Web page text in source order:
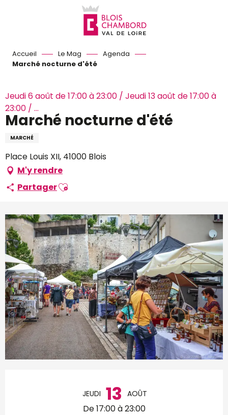
Accueil Le Mag
Agenda
Marché nocturne d'été
Jeudi 6 août de 17:00 à 23:00 / Jeudi 13 août de 17:00 à
23:00 / ...
Marché nocturne d'été
MARCHÉ
Place Louis XII, 41000 Blois
M'y rendre
PartagerAjouter aux favoris
Ouverture et coordonnées
JEUDI 13 AOÛT
De 17:00 à 23:00